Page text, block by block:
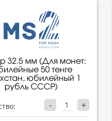
32.5 мм (Для монет:
50 тенге
юбилейный 1
рубль СССР)
- +